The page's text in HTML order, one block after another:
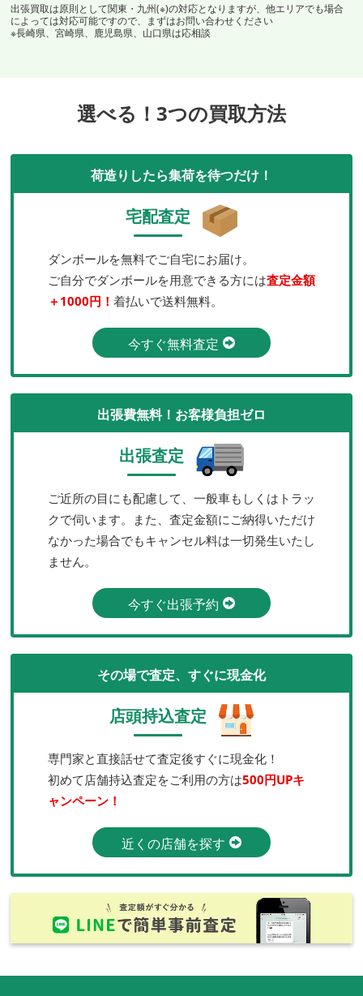
出張買取は原則として関東・九州(※)の対応となりますが、他エリアでも場合
によっては対応可能ですので、まずはお問い合わせください
※長崎県、宮崎県、鹿児島県、山口県は応相談
選べる！3つの買取方法
荷造りしたら集荷を待つだけ！
宅配査定
ダンボールを無料でご自宅にお届け。
ご自分でダンボールを用意できる方には査定金額
＋1000円！ 着払いで送料無料。
今すぐ無料査定
出張費無料！お客様負担ゼロ
出張査定
ご近所の目にも配慮して、一般車もしくはトラッ
クで伺います。また、査定金額にご納得いただけ
なかった場合でもキャンセル料は一切発生いたし
ません。
今すぐ出張予約
その場で査定、すぐに現金化
店頭持込査定
専門家と直接話せて査定後すぐに現金化！
初めて店舗持込査定をご利用の方は500円UPキ
ャンペーン！
近くの店舗を探す